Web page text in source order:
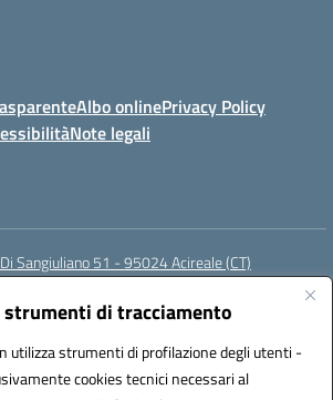
di tracciamento
utilizza strumenti di profilazione degli utenti -
cookies tecnici necessari al
Albo onlinePrivacy Policy
Note legali
Sangiuliano 51 - 95024 Acireale (CT)
(PEC):ctic8at00b@pec.istruzione.it
CTIC8AT00B